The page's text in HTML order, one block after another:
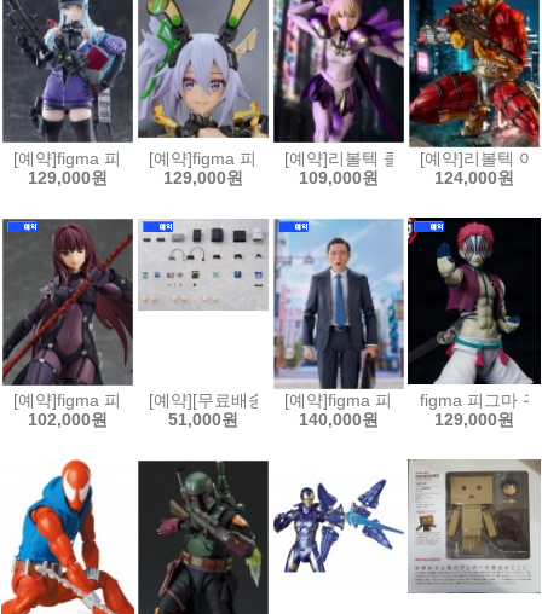
[예약]figma 피그마 소녀전선2 망명 - 클루카이[4545784070420]
129,000원
[예약]figma 피그마 바니 슈트 플래닝 - 실버 배럴
129,000원
[예약]리볼텍 클레이모어 - 클레
109,000원
[예약]리볼텍
124,000원
[예약]figma 피그마 Fate/Grand Order 랜서/스카사하
102,000원
[예약][무료배송]figma 피그마 플러스 플레이스테이
51,000원
[예약]figma 피그마 고독한 미식
140,000원
figma 피그마
129,000원